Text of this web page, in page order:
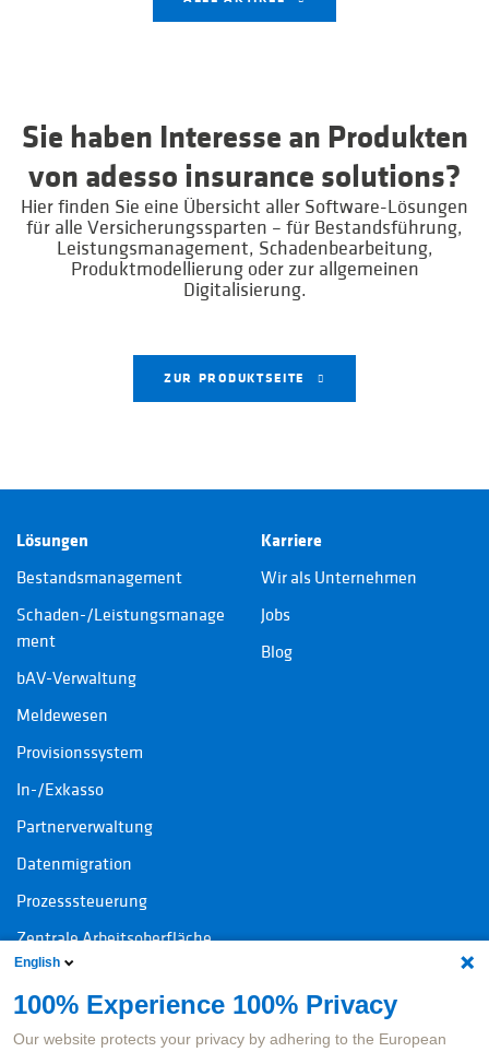
Sie haben Interesse an Produkten
von adesso insurance solutions?
Hier finden Sie eine Übersicht aller Software-Lösungen
für alle Versicherungssparten – für Bestandsführung,
Leistungsmanagement, Schadenbearbeitung,
Produktmodellierung oder zur allgemeinen
Digitalisierung.
ZUR PRODUKTSEITE
Lösungen
Bestandsmanagement
Schaden-/Leistungsmanage
ment
bAV-Verwaltung
Meldewesen
Provisionssystem
In-/Exkasso
Partnerverwaltung
Datenmigration
Prozesssteuerung
Zentrale Arbeitsoberfläche
Karriere
Wir als Unternehmen
Jobs
Blog
Kontakt
Ansprechpersonen Produkte
Rechtliche Informationen
Impressum
English
100% Experience 100% Privacy
Our website protects your privacy by adhering to the European